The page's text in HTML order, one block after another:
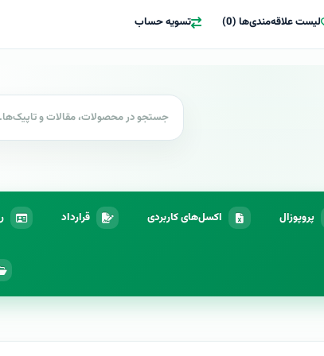
لیست علاقه‌مندی‌ها (0) تسویه حساب
پروپوزال اکسل‌های کاربردی قرارداد